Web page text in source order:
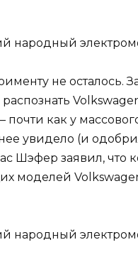
не осталось.
как у
увидело (и
Шэфер заявил, что
моделей